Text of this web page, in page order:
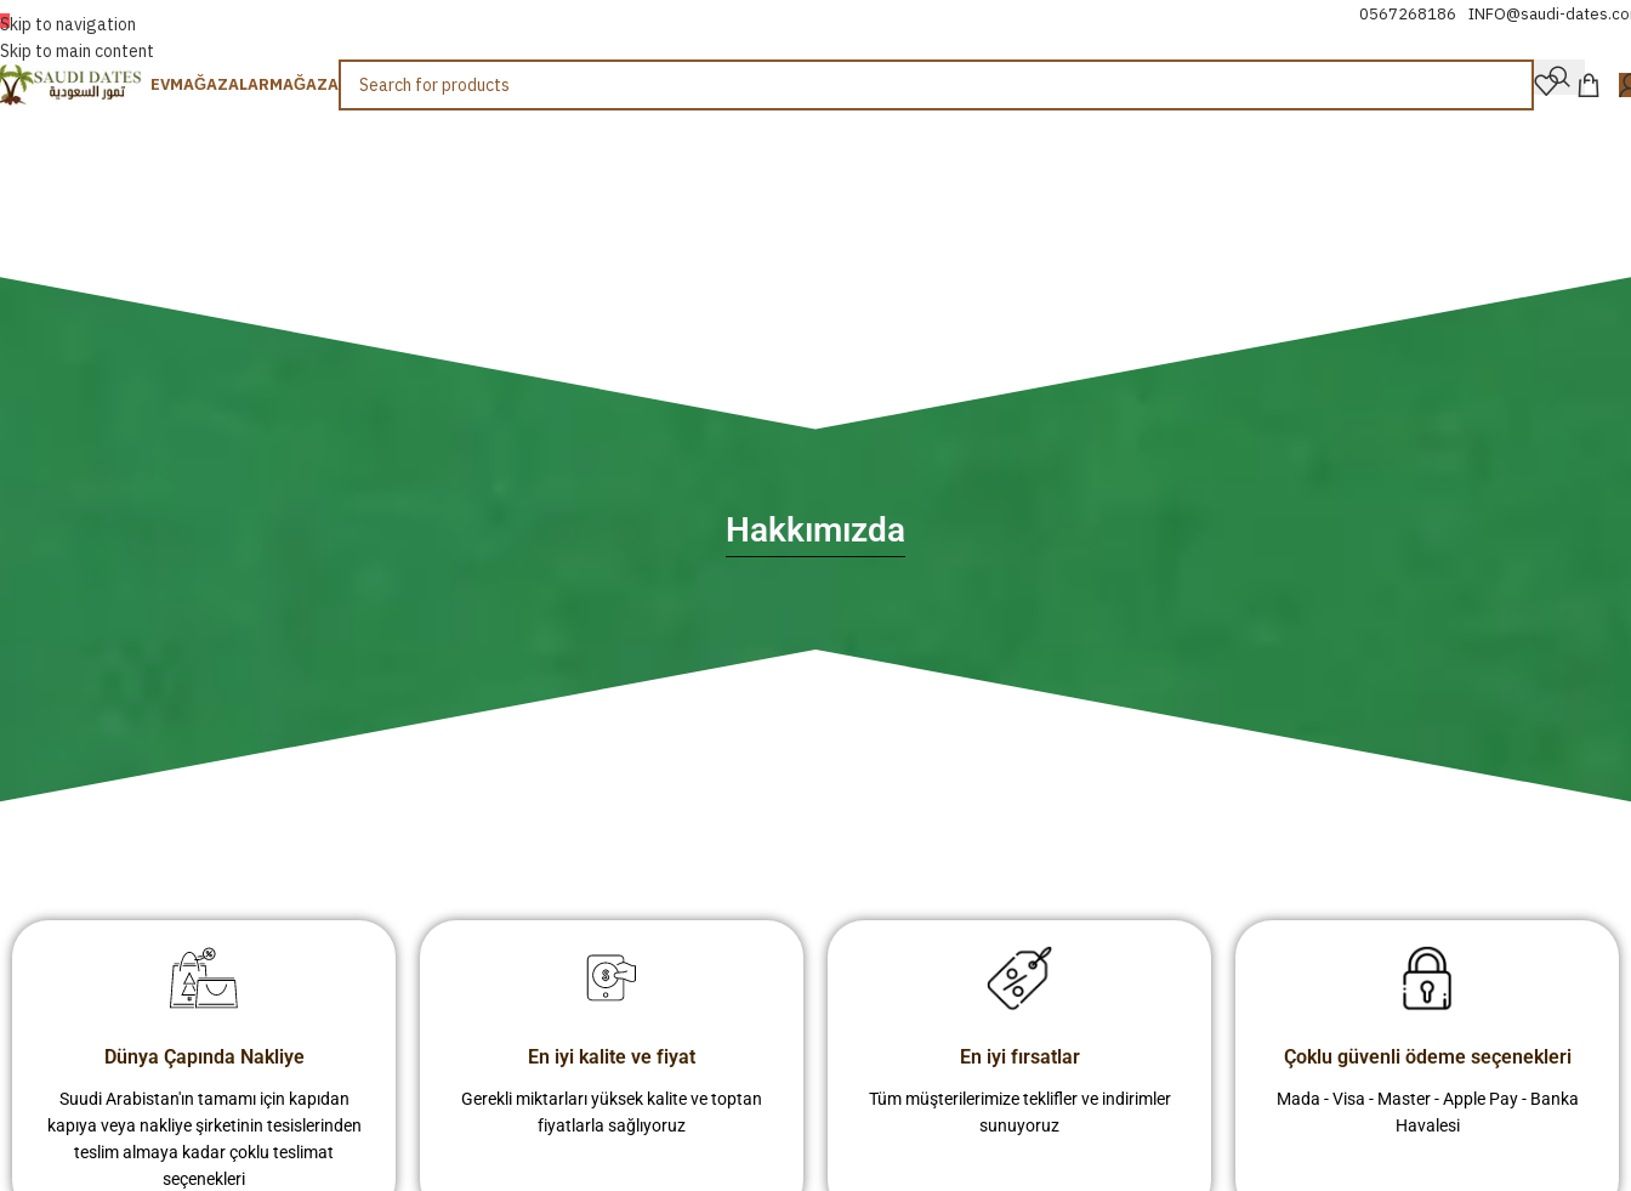
Skip to navigation
Skip to main content
TÜRKÇE 0567268186 INFO@saudi-
EVMAĞAZALARMAĞAZA
Hakkımızda
Dünya Çapında Nakliye
Suudi Arabistan'ın tamamı için kapıdan
kapıya veya nakliye şirketinin tesislerinden
teslim almaya kadar çoklu teslimat
seçenekleri
En iyi kalite ve fiyat
Gerekli miktarları yüksek kalite ve toptan
fiyatlarla sağlıyoruz
En iyi fırsatlar
Tüm müşterilerimize teklifler ve indirimler
sunuyoruz
Çoklu güvenli ödeme seçenekleri
Mada - Visa - Master - Apple Pay - Banka
Havalesi